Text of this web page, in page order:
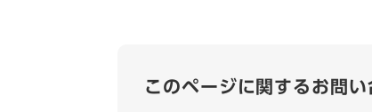
このページに関するお問い